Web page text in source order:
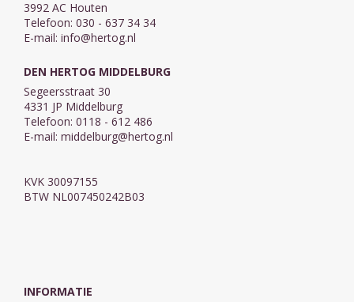
3992 AC Houten
Telefoon: 030 - 637 34 34
E-mail: info@hertog.nl
DEN HERTOG MIDDELBURG
Segeersstraat 30
4331 JP Middelburg
Telefoon: 0118 - 612 486
E-mail: middelburg@hertog.nl
KVK 30097155
BTW NL007450242B03
INFORMATIE